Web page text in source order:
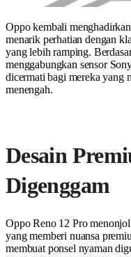
Oppo kembali
menarik perhatian dengan
yang lebih ramping.
menggabungkan sensor
dicermati bagi mereka yang
menengah.
Desain
Digenggam
Oppo Reno 12 Pro
yang memberi nuansa
membuat ponsel nyaman